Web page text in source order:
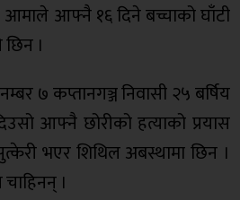
आमाले आफ्नै १६ दिने बच्चाको घाँटी
।
७ कप्तानगञ्ज निवासी २५ बर्षिय
आफ्नै छोरीको हत्याको प्रयास
भएर शिथिल अबस्थामा छिन ।
।